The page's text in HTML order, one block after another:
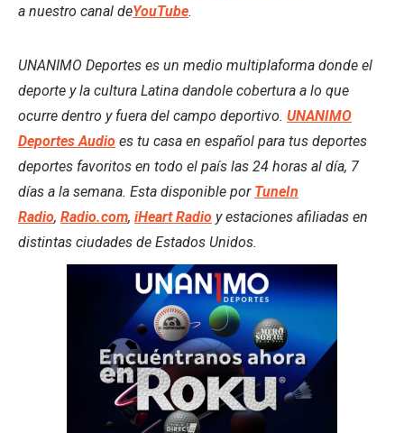
a nuestro canal deYouTube.
UNANIMO Deportes es un medio multiplaforma donde el
deporte y la cultura Latina dandole cobertura a lo que
ocurre dentro y fuera del campo deportivo. UNANIMO
Deportes Audio es tu casa en español para tus deportes
deportes favoritos en todo el país las 24 horas al día, 7
días a la semana. Esta disponible por TuneIn
Radio, Radio.com, iHeart Radio y estaciones afiliadas en
distintas ciudades de Estados Unidos.